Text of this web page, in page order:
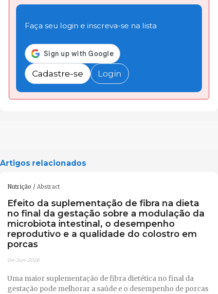
Faça seu login e inscreva-se na lista
Cadastre-se Login
Artigos relacionados
Nutrição Abstract
Efeito da suplementação de fibra na dieta
no final da gestação sobre a modulação da
microbiota intestinal, o desempenho
reprodutivo e a qualidade do colostro em
porcas
04-Jun-2026
Uma maior suplementação de fibra dietética no final da
gestação pode melhorar a saúde e o desempenho de porcas